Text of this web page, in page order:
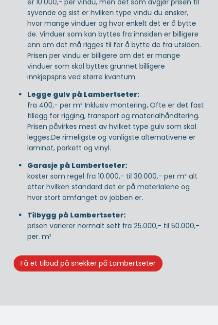
syvende og sist er hvilken type vindu du ønsker,
hvor mange vinduer og hvor enkelt det er å bytte
de. Vinduer som kan byttes fra innsiden er billigere
enn om det må rigges til for å bytte de fra utsiden.
Prisen per vindu er billigere om det er mange
vinduer som skal byttes grunnet billigere
innkjøpspris ved større kvantum.
Legge gulv på Lambertseter:
fra 400,- per m² Inklusiv montering.Ofte er det fast
tillegg for rigging, transport og materialhåndtering.
Prisen påvirkes mest av hvilket type gulv som skal
legges.De rimeligste og vanligste alternativene er
laminat, parkett og vinyl.
Garasje på Lambertseter:
koster som regel fra 10.000,- til 30.000,- per m² alt
etter hvilken standard det er på materialene og
hvor stort omfanget av jobben er.
Tilbygg på Lambertseter:
prisen varierer normalt sett fra 25.000,- til 50.000,-
per. m²
Få et tilbud på snekker på Lambertseter